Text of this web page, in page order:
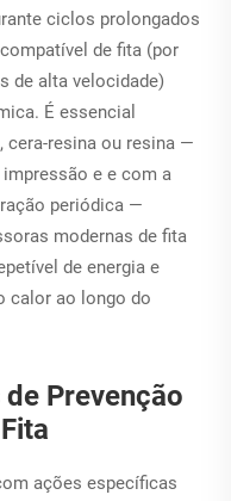
ciclos prolongados
de fita (por
de alta velocidade)
É essencial
resina ou resina —
e e com a
periódica —
modernas de fita
de energia e
calor ao longo do
Prevenção
ações específicas